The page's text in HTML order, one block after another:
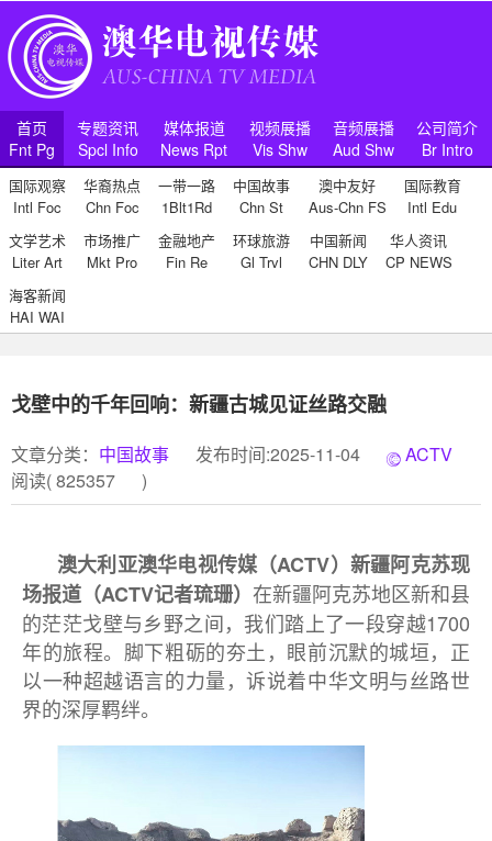
首页
Fnt Pg
专题资讯
Spcl Info
媒体报道
News Rpt
视频展播
Vis Shw
音频展播
Aud Shw
公司简介
Br Intro
国际观察
Intl Foc
华裔热点
Chn Foc
一带一路
1Blt1Rd
中国故事
Chn St
澳中友好
Aus-Chn FS
国际教育
Intl Edu
文学艺术
Liter Art
市场推广
Mkt Pro
金融地产
Fin Re
环球旅游
Gl Trvl
中国新闻
CHN DLY
华人资讯
CP NEWS
海客新闻
HAI WAI
戈壁中的千年回响：新疆古城见证丝路交融
文章分类： 中国故事 发布时间:2025-11-04
ACTV
阅读(825357 )
澳大利亚澳华电视传媒（ACTV）新疆阿克苏现
场报道（ACTV记者琉珊） 在新疆阿克苏地区新和县
的茫茫戈壁与乡野之间，我们踏上了一段穿越1700
年的旅程。脚下粗砺的夯土，眼前沉默的城垣，正
以一种超越语言的力量，诉说着中华文明与丝路世
界的深厚羁绊。